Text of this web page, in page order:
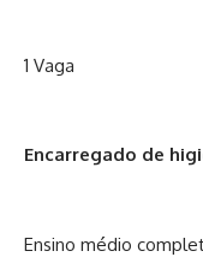
1 Vaga
Encarregado de
Ensino médio